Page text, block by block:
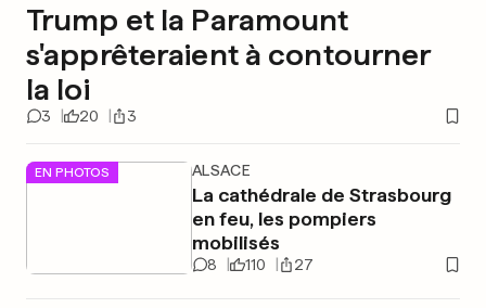
Trump et la Paramount
s'apprêteraient à contourner
la loi
3 20 3
EN PHOTOS ALSACE
La cathédrale de Strasbourg
en feu, les pompiers
mobilisés
8 110 27